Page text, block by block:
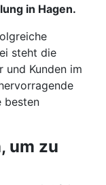
in Hagen.
steht die
und Kunden im
besten
um zu